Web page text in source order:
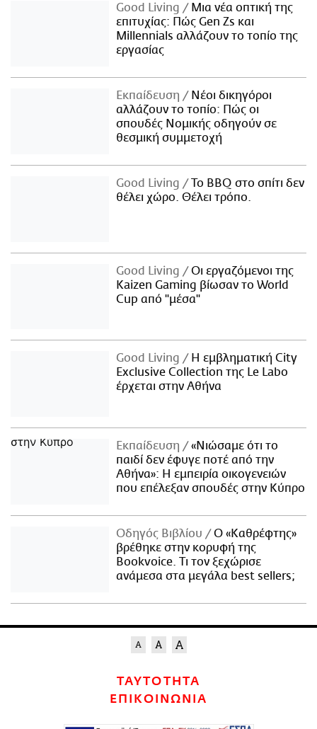
Good Living
Μια νέα οπτική της
επιτυχίας: Πώς Gen Zs και
Millennials αλλάζουν το τοπίο της
εργασίας
Εκπαίδευση
Νέοι δικηγόροι
αλλάζουν το τοπίο: Πώς οι
σπουδές Νομικής οδηγούν σε
θεσμική συμμετοχή
Good Living
Το BBQ στο σπίτι δεν
θέλει χώρο. Θέλει τρόπο.
Good Living
Οι εργαζόμενοι της
Kaizen Gaming βίωσαν το World
Cup από "μέσα"
Good Living
Η εμβληματική City
Exclusive Collection της Le Labo
έρχεται στην Αθήνα
Εκπαίδευση
«Νιώσαμε ότι το
παιδί δεν έφυγε ποτέ από την
Αθήνα»: Η εμπειρία οικογενειών
που επέλεξαν σπουδές στην Κύπρο
Οδηγός Βιβλίου
Ο «Καθρέφτης»
βρέθηκε στην κορυφή της
Bookvoice. Τι τον ξεχώρισε
ανάμεσα στα μεγάλα best sellers;
ΤΑΥΤΟΤΗΤΑ
ΕΠΙΚΟΙΝΩΝΙΑ